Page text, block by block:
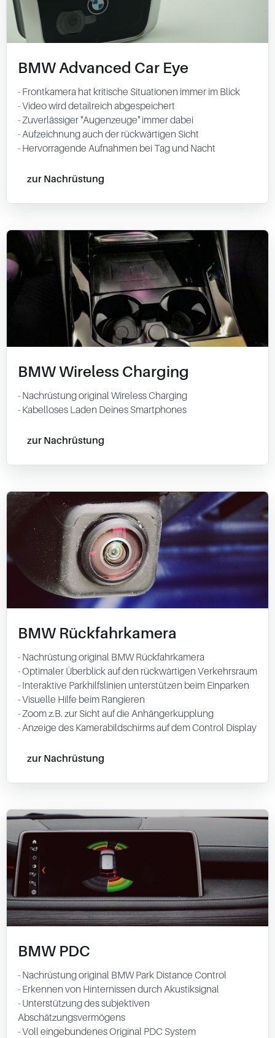
BMW Advanced Car Eye
- Frontkamera hat kritische Situationen immer im Blick
- Video wird detailreich abgespeichert
- Zuverlässiger "Augenzeuge" immer dabei
- Aufzeichnung auch der rückwärtigen Sicht
- Hervorragende Aufnahmen bei Tag und Nacht
zur Nachrüstung
BMW Wireless Charging
- Nachrüstung original Wireless Charging
- Kabelloses Laden Deines Smartphones
zur Nachrüstung
BMW Rückfahrkamera
- Nachrüstung original BMW Rückfahrkamera
- Optimaler Überblick auf den rückwärtigen Verkehrsraum
- Interaktive Parkhilfslinien unterstützen beim Einparken
- Visuelle Hilfe beim Rangieren
- Zoom z.B. zur Sicht auf die Anhängerkupplung
- Anzeige des Kamerabildschirms auf dem Control Display
zur Nachrüstung
BMW PDC
- Nachrüstung original BMW Park Distance Control
- Erkennen von Hinternissen durch Akustiksignal
- Unterstützung des subjektiven
Abschätzungsvermögens
- Voll eingebundenes Original PDC System